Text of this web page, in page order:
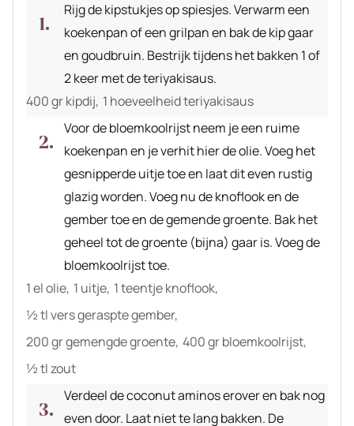
Rijg de kipstukjes op spiesjes. Verwarm een
koekenpan of een grilpan en bak de kip gaar
en goudbruin. Bestrijk tijdens het bakken 1 of
2 keer met de teriyakisaus.
400 gr kipdij, 1 hoeveelheid teriyakisaus
Voor de bloemkoolrijst neem je een ruime
koekenpan en je verhit hier de olie. Voeg het
gesnipperde uitje toe en laat dit even rustig
glazig worden. Voeg nu de knoflook en de
gember toe en de gemende groente. Bak het
geheel tot de groente (bijna) gaar is. Voeg de
bloemkoolrijst toe.
1 el olie, 1 uitje, 1 teentje knoflook,
½ tl vers geraspte gember,
200 gr gemengde groente, 400 gr bloemkoolrijst,
½ tl zout
Verdeel de coconut aminos erover en bak nog
even door. Laat niet te lang bakken. De